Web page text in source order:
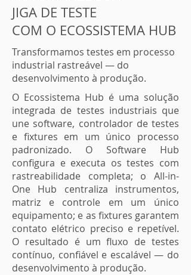
JIGA DE TESTE
COM O ECOSSISTEMA HUB
Transformamos testes em processo
industrial rastreável — do
desenvolvimento à produção.
O Ecossistema Hub é uma solução
integrada de testes industriais que
une software, controlador de testes
e fixtures em um único processo
padronizado. O Software Hub
configura e executa os testes com
rastreabilidade completa; o All-in-
One Hub centraliza instrumentos,
matriz e controle em um único
equipamento; e as fixtures garantem
contato elétrico preciso e repetível.
O resultado é um fluxo de testes
contínuo, confiável e escalável — do
desenvolvimento à produção.